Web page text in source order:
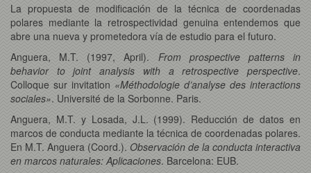
La propuesta de modificación de la técnica de coordenadas
polares mediante la retrospectividad genuina entendemos que
abre una nueva y prometedora vía de estudio para el futuro.
Anguera, M.T. (1997, April). From prospective patterns in
behavior to joint analysis with a retrospective perspective.
Colloque sur invitation «Méthodologie d’analyse des interactions
sociales». Université de la Sorbonne. Paris.
Anguera, M.T. y Losada, J.L. (1999). Reducción de datos en
marcos de conducta mediante la técnica de coordenadas polares.
En M.T. Anguera (Coord.). Observación de la conducta interactiva
en marcos naturales: Aplicaciones. Barcelona: EUB.